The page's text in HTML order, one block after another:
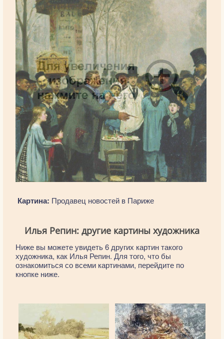
Картина: Продавец новостей в Париже
Илья Репин: другие картины художника
Ниже вы можете увидеть 6 других картин такого
художника, как Илья Репин. Для того, что бы
ознакомиться со всеми картинами, перейдите по
кнопке ниже.